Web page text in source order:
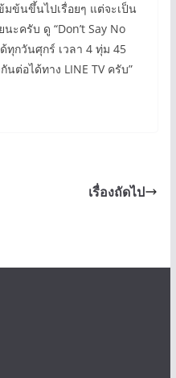
มข้นขึ้นไปเรื่อยๆ แต่จะเป็น
ะครับ ดู “Don’t Say No
ทุกวันศุกร์ เวลา 4 ทุ่ม 45
ต่อได้ทาง LINE TV ครับ”
เรื่องถัดไป